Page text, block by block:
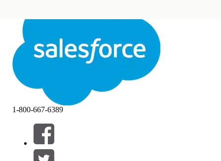
Cerrar Cerrar
Filtros (0)
SELECCIONAR FILTROS
1-800-667-6389